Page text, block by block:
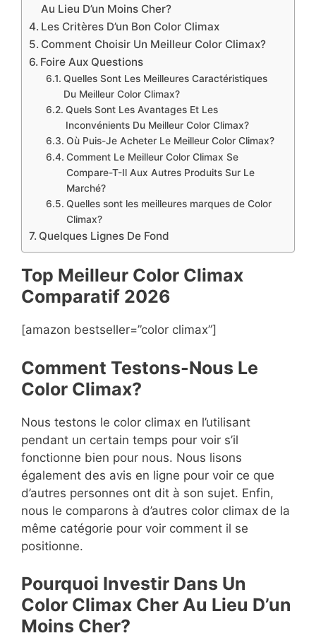
Au Lieu D’un Moins Cher?
Les Critères D’un Bon Color Climax
Comment Choisir Un Meilleur Color Climax?
Foire Aux Questions
Quelles Sont Les Meilleures Caractéristiques
Du Meilleur Color Climax?
Quels Sont Les Avantages Et Les
Inconvénients Du Meilleur Color Climax?
Où Puis-Je Acheter Le Meilleur Color Climax?
Comment Le Meilleur Color Climax Se
Compare-T-Il Aux Autres Produits Sur Le
Marché?
Quelles sont les meilleures marques de Color
Climax?
Quelques Lignes De Fond
Top Meilleur Color Climax
Comparatif 2026
[amazon bestseller=”color climax”]
Comment Testons-Nous Le
Color Climax?
Nous testons le color climax en l’utilisant
pendant un certain temps pour voir s’il
fonctionne bien pour nous. Nous lisons
également des avis en ligne pour voir ce que
d’autres personnes ont dit à son sujet. Enfin,
nous le comparons à d’autres color climax de la
même catégorie pour voir comment il se
positionne.
Pourquoi Investir Dans Un
Color Climax Cher Au Lieu D’un
Moins Cher?